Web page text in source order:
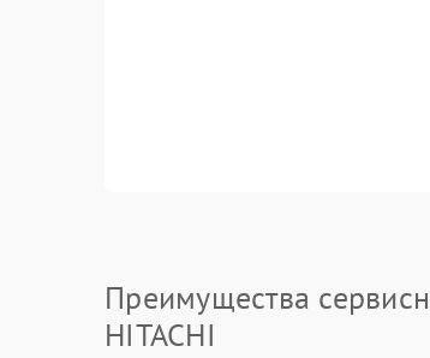
Преимущества
HITACHI